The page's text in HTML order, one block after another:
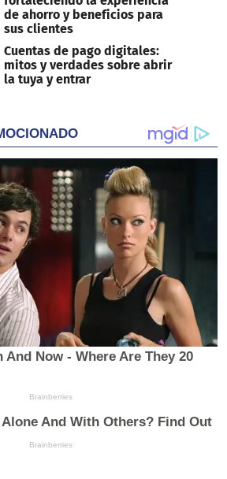
de ahorro y beneficios para
sus clientes
Cuentas de pago digitales:
mitos y verdades sobre abrir
la tuya y entrar